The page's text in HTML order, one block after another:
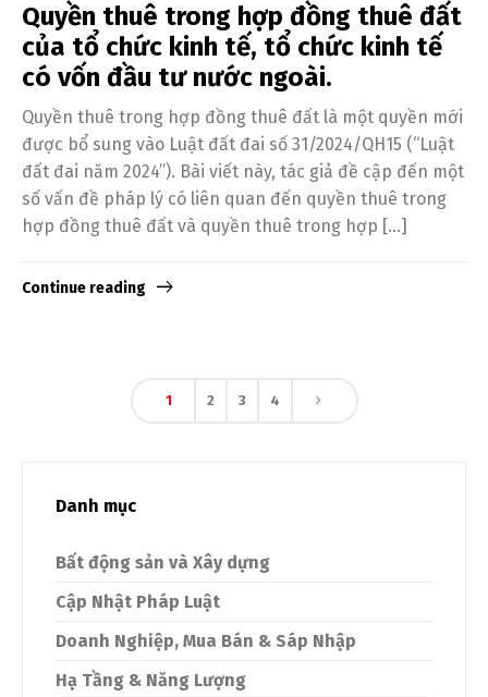
Quyền thuê trong hợp đồng thuê đất
của tổ chức kinh tế, tổ chức kinh tế
có vốn đầu tư nước ngoài.
Quyền thuê trong hợp đồng thuê đất là một quyền mới
được bổ sung vào Luật đất đai số 31/2024/QH15 (“Luật
đất đai năm 2024”). Bài viết này, tác giả đề cập đến một
số vấn đề pháp lý có liên quan đến quyền thuê trong
hợp đồng thuê đất và quyền thuê trong hợp […]
Continue reading
1 2 3 4
Danh mục
Bất động sản và Xây dựng
Cập Nhật Pháp Luật
Doanh Nghiệp, Mua Bán & Sáp Nhập
Hạ Tầng & Năng Lượng